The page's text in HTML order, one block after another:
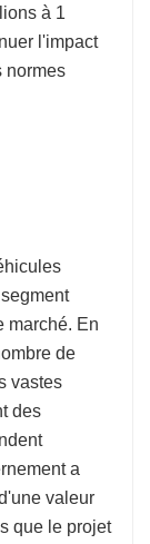
à 1
l'impact
normes
marché. En
de
vastes
des
a
valeur
que le projet